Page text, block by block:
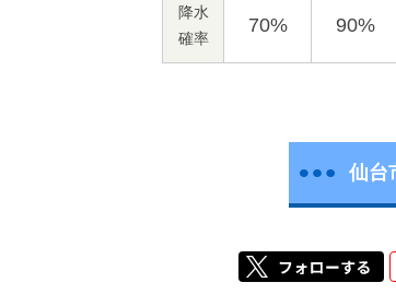
降水
確率
70% 90%
仙台